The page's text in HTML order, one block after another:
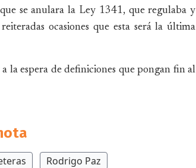
se anulara la Ley 1341, que regulaba y
ocasiones que esta será la última
la espera de definiciones que pongan fin al
Rodrigo Paz